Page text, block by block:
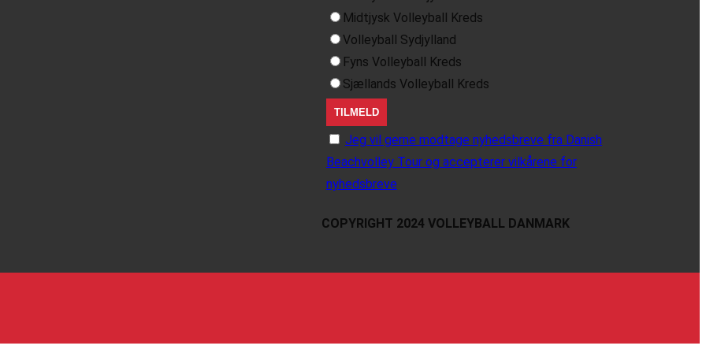
Midtjysk Volleyball Kreds
Volleyball Sydjylland
Fyns Volleyball Kreds
Sjællands Volleyball Kreds
Jeg vil gerne modtage nyhedsbreve fra Danish
Beachvolley Tour og accepterer vilkårene for
nyhedsbreve
COPYRIGHT 2024 VOLLEYBALL DANMARK